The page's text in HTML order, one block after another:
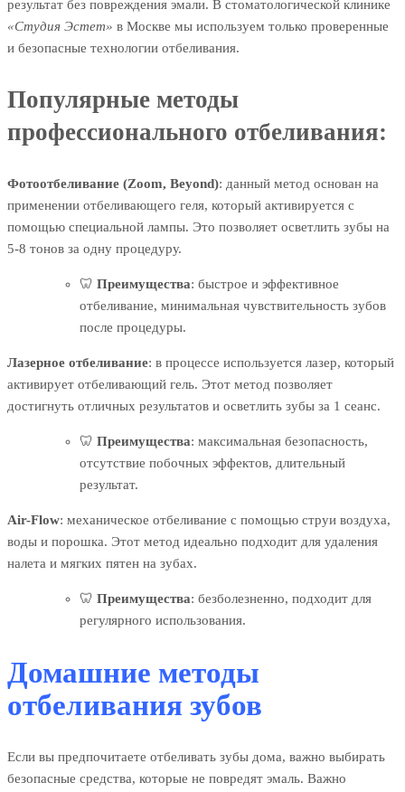
результат без повреждения эмали. В стоматологической клинике
«Студия Эстет» в Москве мы используем только проверенные
и безопасные технологии отбеливания.
Популярные методы
профессионального отбеливания:
Фотоотбеливание (Zoom, Beyond): данный метод основан на
применении отбеливающего геля, который активируется с
помощью специальной лампы. Это позволяет осветлить зубы на
5-8 тонов за одну процедуру.
🦷 Преимущества: быстрое и эффективное
отбеливание, минимальная чувствительность зубов
после процедуры.
Лазерное отбеливание: в процессе используется лазер, который
активирует отбеливающий гель. Этот метод позволяет
достигнуть отличных результатов и осветлить зубы за 1 сеанс.
🦷 Преимущества: максимальная безопасность,
отсутствие побочных эффектов, длительный
результат.
Air-Flow: механическое отбеливание с помощью струи воздуха,
воды и порошка. Этот метод идеально подходит для удаления
налета и мягких пятен на зубах.
🦷 Преимущества: безболезненно, подходит для
регулярного использования.
Домашние методы
отбеливания зубов
Если вы предпочитаете отбеливать зубы дома, важно выбирать
безопасные средства, которые не повредят эмаль. Важно